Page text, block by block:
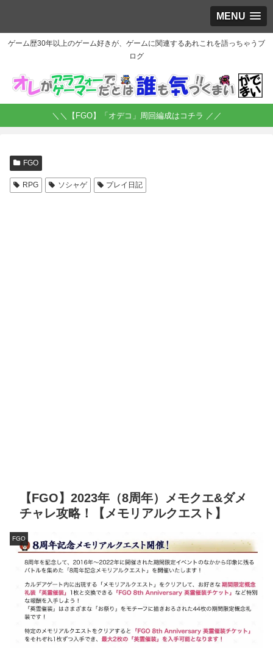
MENU
ゲーム歴30年以上のゲーム好きが、ゲームに関連するあれこれを語っちゃうブ
ログ
＼＼【FGO】「オデコ」周回編成はコチラ ／／
FGO
RPG ソシャゲ プレイ日記
【FGO】2023年（8周年）メモクエ&ダメ
チャレ攻略！【メモリアルクエスト】
FGO